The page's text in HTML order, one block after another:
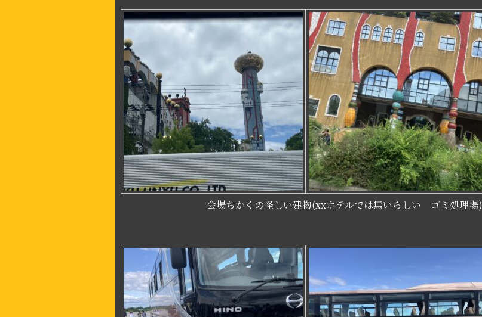
会場ちかくの怪しい建物(xxホテルでは無いらしい ゴミ処理場)